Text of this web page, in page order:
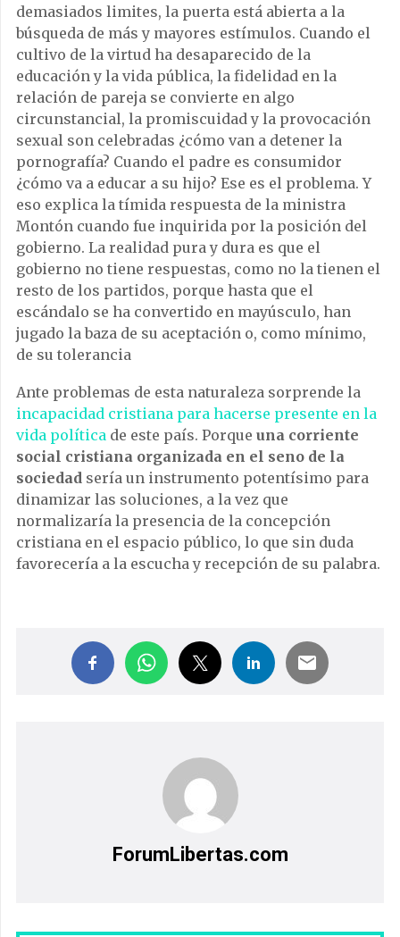
demasiados limites, la puerta está abierta a la
búsqueda de más y mayores estímulos. Cuando el
cultivo de la virtud ha desaparecido de la
educación y la vida pública, la fidelidad en la
relación de pareja se convierte en algo
circunstancial, la promiscuidad y la provocación
sexual son celebradas ¿cómo van a detener la
pornografía? Cuando el padre es consumidor
¿cómo va a educar a su hijo? Ese es el problema. Y
eso explica la tímida respuesta de la ministra
Montón cuando fue inquirida por la posición del
gobierno. La realidad pura y dura es que el
gobierno no tiene respuestas, como no la tienen el
resto de los partidos, porque hasta que el
escándalo se ha convertido en mayúsculo, han
jugado la baza de su aceptación o, como mínimo,
de su tolerancia
Ante problemas de esta naturaleza sorprende la
incapacidad cristiana para hacerse presente en la
vida política de este país. Porque una corriente
social cristiana organizada en el seno de la
sociedad sería un instrumento potentísimo para
dinamizar las soluciones, a la vez que
normalizaría la presencia de la concepción
cristiana en el espacio público, lo que sin duda
favorecería a la escucha y recepción de su palabra.
ForumLibertas.com